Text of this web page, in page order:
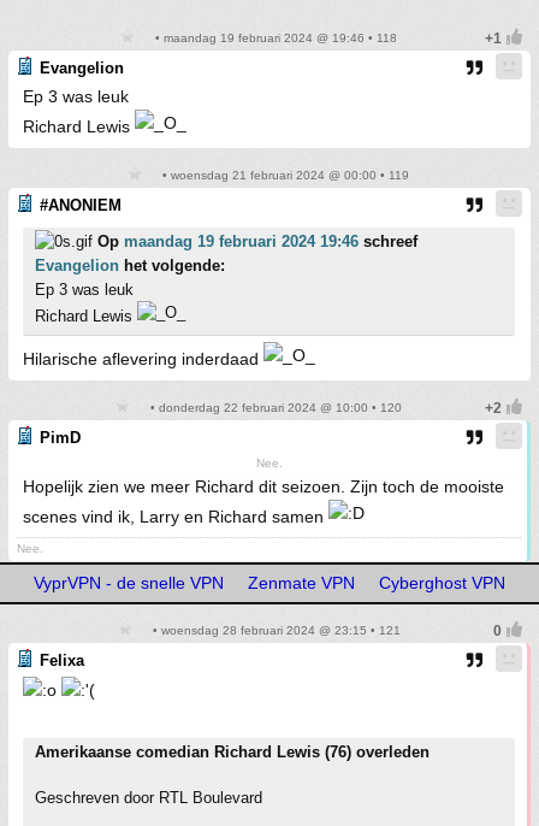
• maandag 19 februari 2024 @ 19:46 • 118
Evangelion
Ep 3 was leuk
Richard Lewis
• woensdag 21 februari 2024 @ 00:00 • 119
#ANONIEM
Op maandag 19 februari 2024 19:46 schreef
Evangelion het volgende:
Ep 3 was leuk
Richard Lewis
Hilarische aflevering inderdaad
• donderdag 22 februari 2024 @ 10:00 • 120
PimD
Nee.
Hopelijk zien we meer Richard dit seizoen. Zijn toch de mooiste
scenes vind ik, Larry en Richard samen
Nee.
VyprVPN - de snelle VPN Zenmate VPN Cyberghost VPN
• woensdag 28 februari 2024 @ 23:15 • 121
Felixa
Amerikaanse comedian Richard Lewis (76) overleden
Geschreven door RTL Boulevard